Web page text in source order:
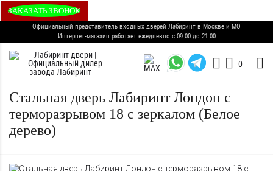
ЗАКАЗАТЬ ЗВОНОК
Официальный представитель входных дверей Лабиринт в Москве и МО
Интернет-магазин работает ежедневно с 09:00 до 21:00
0
Стальная дверь Лабиринт Лондон с
терморазрывом 18 с зеркалом (Белое
дерево)